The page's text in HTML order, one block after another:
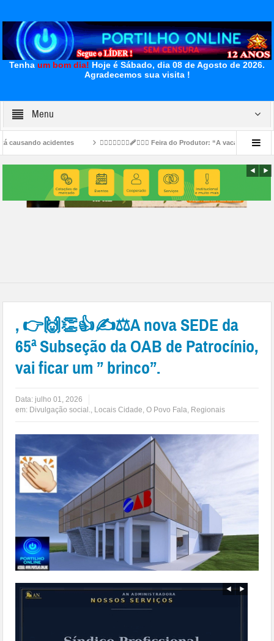
Tenha um bom dia! Hoje é Sábado, dia 08 de Agosto de 2026.
Agradecemos sua visita !
Menu
👉🏻🐮⛺🚧👎🏻🩹🤔🐄⛺ Feira do Produtor: “A vaca Mimosa já foi piada” —
e o bambu gemeu 👀🚔🚨😱🚑🚒😂 👉LUTO…⚰😔🕯😪😭FUNERÁRIA SAO
da Fecomércio MG para a gestão 2026/2030.
, 👉🙌👏👍✍⚖A nova SEDE da
65ª Subseção da OAB de Patrocínio,
vai ficar um ” brinco”.
Data: julho 01, 2026
em: Divulgação social., Locais Cidade,O Povo Fala, Regionais